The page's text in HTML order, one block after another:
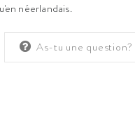
néerlandais.
As-tu une question?